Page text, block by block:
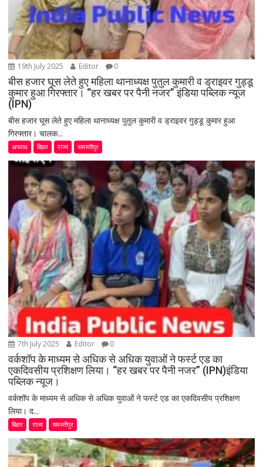
19th July 2025 Editor 0
बीस हजार घूस लेते हुए महिला थानाध्यक्ष पुतुल कुमारी व ड्राइवर गुड्डू
कुमार हुआ गिरफ्तार। “हर खबर पर पैनी नजर” इंडिया पब्लिक न्यूज
(IPN)
बीस हजार घूस लेते हुए महिला थानाध्यक्ष पुतुल कुमारी व ड्राइवर गुड्डू कुमार हुआ
गिरफ्तार। चालक...
अपराध बिहार राज्य समस्तीपुर
7th July 2025 Editor 0
वर्कशॉप के माध्यम से अधिक से अधिक युवाओं ने फर्स्ट एड का
एकदिवसीय प्रशिक्षण लिया। “हर खबर पर पैनी नजर” (IPN)इंडिया
पब्लिक न्यूज।
वर्कशॉप के माध्यम से अधिक से अधिक युवाओं ने फर्स्ट एड का एकदिवसीय प्रशिक्षण
लिया। द...
बिहार राज्य समस्तीपुर